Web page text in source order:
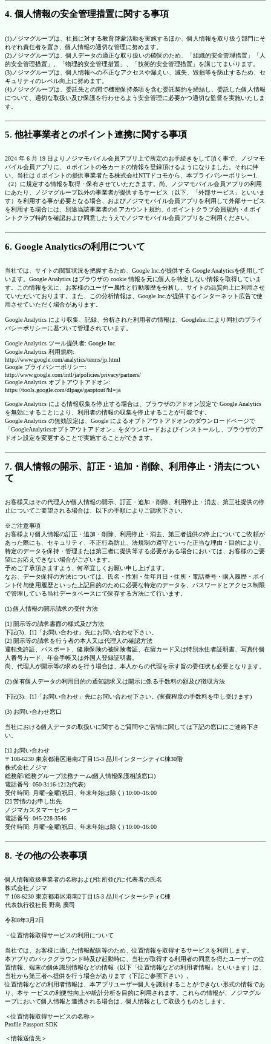
4. 個人情報の安全管理措置に関する事項
(1)ノジマグループは、社員に対する教育啓蒙活動を実施するほか、個人情報を取り扱う部門にそ
れぞれ責任者を置き、個人情報の適切な管理に努めます。
(2)ノジマグループは、個人データの適正な取り扱いの確保のため、「組織的安全管理措置」「人
的安全管理措置」、「物理的安全管理措置」、「技術的安全管理措置」を講じてまいります。
(3)ノジマグループは、個人情報への不正なアクセスや漏えい、滅失、毀損等を防止するため、セ
キュリティのレベル向上に努めます。
(4)ノジマグループは、委託先との間で機密保持条項を含む委託契約を締結し、委託した個人情報
について、適切な取扱い及び保護を行わせるよう安全管理に必要かつ適切な監督を実施いたしま
す。
5. 他社事業者とのポイント連携に関する事項
2024 年 6 月 19 日よりノジマモバイル会員アプリ上で所定のお手続きをして頂く事で、ノジマモ
バイル会員アプリに、ｄポイントの各カードの情報を登録頂けるようになりました。それに伴
い、当社は d ポイントの提供事業者たる株式会社NTTドコモから、本プライバシーポリシー1.
（2）に規定する情報を取得・保有させていただきます。尚、ノジマモバイル会員アプリの利用
にあたり、ノジマグループ以外の事業者が提供するサービス（以下、「外部サービス」といいま
す）を利用する事が必要となる場合、およびノジマモバイル会員アプリを利用して外部サービス
を利用する場合には、別途当該事業者のd アカウント規約、d ポイントクラブ会員規約・d ポイ
ントクラブ特約を確認および同意したうえでノジマモバイル会員アプリをご利用ください。
6. Google Analyticsの利用について
当社では、サイトの閲覧状況を把握するため、Google Inc.が提供する Google Analyticsを使用して
います。Google Analytics はブラウザの cookie 情報を元に個人を特定しない情報を取得していま
す。この情報を元に、お客様のユーザー属性と行動履歴を分析し、サイトの品質向上に利用させ
ていただいております。また、この分析情報は、Google Inc.が提供するインターネット広告で使
用させていただく場合があります。
Google Analytics により収集、記録、分析された利用者の情報は、GoogleInc.により同社のプライ
バシーポリシーに基づいて管理されています。
Google Analytics ツール提供者: Google Inc.
Google Analytics 利用規約:
http://www.google.com/analytics/terms/jp.html
Google プライバシーポリシー:
http://www.google.com/intl/ja/policies/privacy/partners/
Google Analytics オプトアウトアドオン:
https://tools.google.com/dlpage/gaoptout?hl=ja
Google Analytics による情報収集を停止する場合は、ブラウザのアドオン設定で Google Analytics
を無効にすることにより、利用者の情報の収集を停止することが可能です。
Google Analytics の無効設定は、Google によるオプトアウトアドオンのダウンロードページで
「GoogleAnalyticsオプトアウトアドオン」をダウンロードおよびインストールし、ブラウザのア
ドオン設定を変更することで実施することができます。
7. 個人情報の開示、訂正・追加・削除、利用停止・消去につい
て
お客様又はその代理人が個人情報の開示、訂正・追加・削除、利用停止・消去、第三社提供の停
止についてご要望される場合は、以下の手順によりご請求下さい。
※ご注意事項
お客様より個人情報の訂正・追加・削除、利用停止・消去、第三者提供の停止についてご依頼が
あった際にも、セキュリティ、不正行為防止、法規制の遵守といった正当な理由・目的により、
特定のデータを保持・管理または第三者に提供等する必要がある場合においては、お客様のご要
望にお応えできない場合がございます。
予めご了承頂きますよう、何卒宜しくお願い申し上げます。
なお、データ保持の方法については、氏名・性別・生年月日・住所・電話番号・購入履歴・ポイ
ント付与使用履歴といった上記目的のために必要な特定のデータを、パスワードとアクセス制限
で管理している当社データベースにて保存する方法にて行います。
(1) 個人情報の開示請求の受付方法
[1] 開示等の請求書面の様式及び方法
下記(3)、[1]「お問い合わせ」先にお問い合わせ下さい。
[2] 開示等の請求を行う者の本人又は代理人の確認方法
運転免許証、パスポート、健康保険の被保険者証、在留カード又は特別永住者証明書、写真付個
人番号カード、年金手帳又は外国人登録証明書。
尚、代理人が開示等の求めを行う場合は、本人からの代理を示す旨の委任状も必要となります。
(2) 保有個人データの利用目的の通知請求又は開示に係る手数料の額及び徴収方法
下記(3)、[1]「お問い合わせ」先にお問い合わせ下さい。(実費程度の手数料を申し受けます)
(3) お問い合わせ窓口
当社における個人データの取扱いに関するご質問やご苦情に関しては下記の窓口にご連絡下さ
い。
[1] お問い合わせ
〒108-6230 東京都港区港南2丁目15-3 品川インターシティC棟30階
株式会社ノジマ
総務部/総務グループ法務チーム(個人情報保護相談窓口)
電話番号: 050-3116-1212(代表)
受付時間: 月曜~金曜(祝日、年末年始は除く) 10:00~16:00
[2] 苦情のお申し出先
ノジマカスタマーセンター
電話番号: 045-228-3546
受付時間: 月曜~金曜(祝日、年末年始は除く) 10:00~16:00
8. その他の公表事項
個人情報取扱事業者の名称および住所並びに代表者の氏名
株式会社ノジマ
〒108-6230 東京都港区港南2丁目15-3 品川インターシティC棟
代表執行役社長 野島 廣司
令和8年3月2日
・位置情報取得サービスの利用について
当社では、お客様に適した情報配信等のため、位置情報を取得するサービスを利用します。
本アプリのバックグラウンド時及び起動時に、当社が取得する利用者の同意を得たユーザーの位
置情報、端末の個体識別情報などの情報（以下「位置情報などの利用者情報」といいます）は、
当社から第三者へ提供を行う場合があります（下記ご参照下さい）。
位置情報などの利用者情報は、本アプリユーザー個人を識別することができない形式の情報であ
り、本サ ービスの利便性向上や統計分析を目的に利用されます。これらの情報が、ノジマグル
ープにおいて個人情報と連携される場合は、個人情報として取扱うものとします。
＜位置情報取得サービスの名称＞
Profile Passport SDK
＜情報送信先＞